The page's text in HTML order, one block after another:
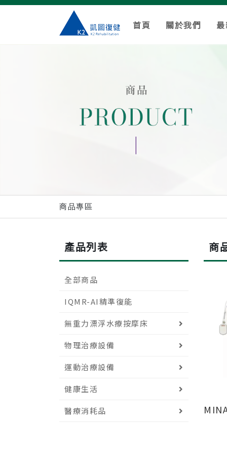
首頁 關於我們
商品專區
產品列表
全部商品
IQMR-AI精準復能
無重力漂浮水療按摩床
物理治療設備
運動治療設備
健康生活
醫療消耗品
商